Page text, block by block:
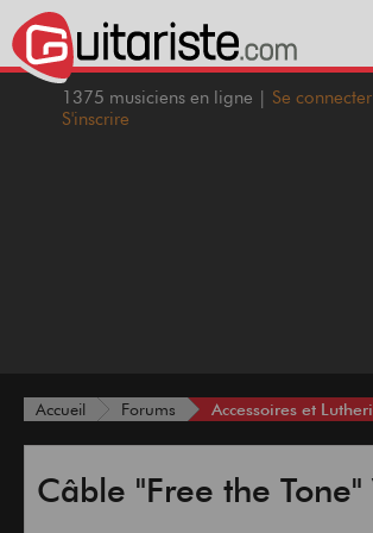
1375 musiciens en ligne | Se connecter
S'inscrire
Accueil Forums Accessoires et
Câble "Free the Tone"